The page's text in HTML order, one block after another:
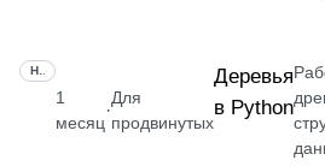
1
месяц
·
Для
продвинутых
Деревья
в Python